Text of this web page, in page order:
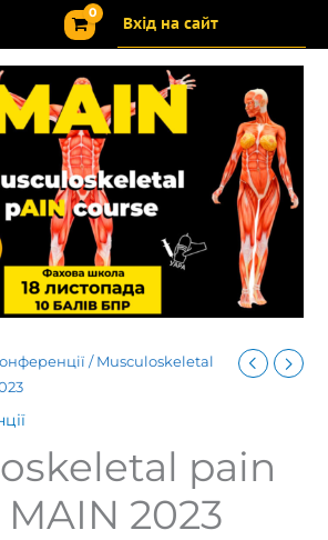
Вхід на сайт
/ Musculoskeletal
pain
2023